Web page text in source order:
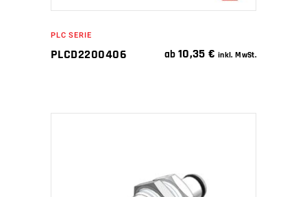
PLC SERIE
PLCD2200406 ab 10,35€ inkl. MwSt.